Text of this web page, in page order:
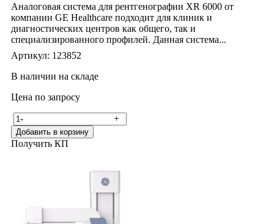
Аналоговая система для рентгенографии XR 6000 от
компании GE Healthcare подходит для клиник и
диагностических центров как общего, так и
специализированного профилей. Данная система...
Артикул: 123852
В наличии на складе
Цена по запросу
- +
Добавить в корзину
Получить КП